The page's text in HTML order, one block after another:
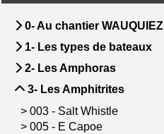
0- Au chantier WAUQUIEZ
1- Les types de bateaux
2- Les Amphoras
3- Les Amphitrites
> 003 - Salt Whistle
> 005 - E Capoe